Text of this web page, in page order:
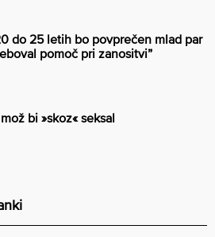
do 25 letih bo povprečen mlad par
pomoč pri zanositvi”
bi »skoz« seksal